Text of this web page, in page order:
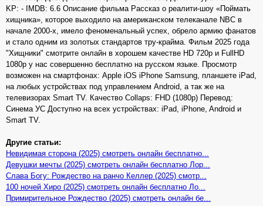
KP: - IMDB: 6.6 Описание фильма Рассказ о реалити-шоу «Поймать
хищника», которое выходило на американском телеканале NBC в
начале 2000-х, имело феноменальный успех, обрело армию фанатов
и стало одним из золотых стандартов тру-крайма. Фильм 2025 года
"Хищники" смотрите онлайн в хорошем качестве HD 720p и FullHD
1080p у нас совершенно бесплатно на русском языке. Просмотр
возможен на смартфонах: Apple iOS iPhone Samsung, планшете iPad,
на любых устройствах под управлением Android, а так же на
телевизорах Smart TV. Качество Collaps: FHD (1080p) Перевод:
Синема УС Доступно на всех устройствах: iPad, iPhone, Android и
Smart TV.
Другие статьи:
Невидимая сторона (2025) смотреть онлайн бесплатно...
Девушки мечты (2025) смотреть онлайн бесплатно Лор...
Слава Богу: Рождество на ранчо Келлер (2025) смотр...
100 ночей Хиро (2025) смотреть онлайн бесплатно Ло...
Примирительное Рождество (2025) смотреть онлайн бе...